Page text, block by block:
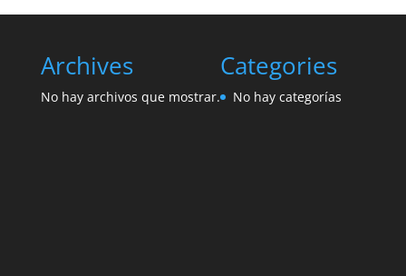
Archives
No hay archivos que mostrar.
Categories
No hay categorías